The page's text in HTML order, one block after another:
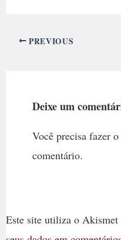
PREVIOUS
Deixe um
Você precisa fazer o
comentário.
Este site utiliza o Akismet